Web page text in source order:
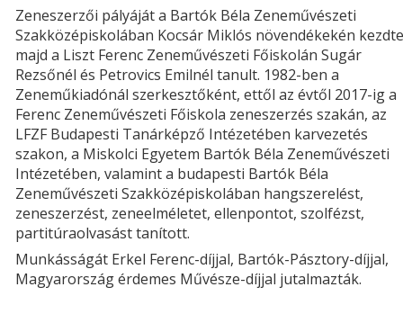
Zeneszerzői pályáját a Bartók Béla Zeneművészeti
Szakközépiskolában Kocsár Miklós növendékekén
majd a Liszt Ferenc Zeneművészeti Főiskolán Sugár
Rezsőnél és Petrovics Emilnél tanult. 1982-ben a
Zeneműkiadónál szerkesztőként, ettől az évtől 2017-ig a
Ferenc Zeneművészeti Főiskola zeneszerzés szakán, az
LFZF Budapesti Tanárképző Intézetében karvezetés
szakon, a Miskolci Egyetem Bartók Béla Zeneművészeti
Intézetében, valamint a budapesti Bartók Béla
Zeneművészeti Szakközépiskolában hangszerelést,
zeneszerzést, zeneelméletet, ellenpontot, szolfézst,
partitúraolvasást tanított.
Munkásságát Erkel Ferenc-díjjal, Bartók-Pásztory-díjjal,
Magyarország érdemes Művésze-díjjal jutalmazták.